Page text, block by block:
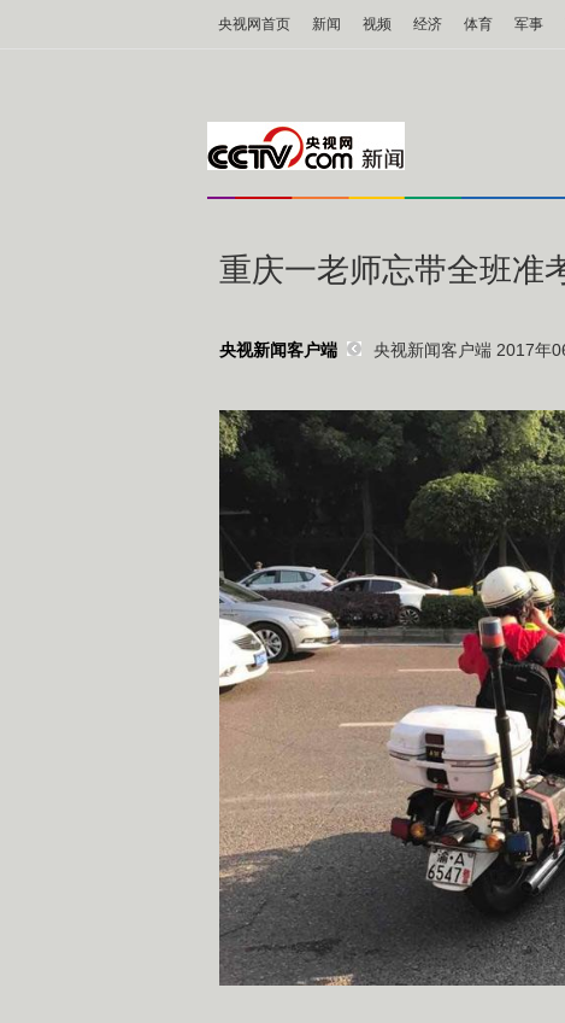
央视网首页 新闻 视频 经济 体育 军事
重庆一老师忘带全班准
央视新闻客户端 央视新闻客户端 2017年